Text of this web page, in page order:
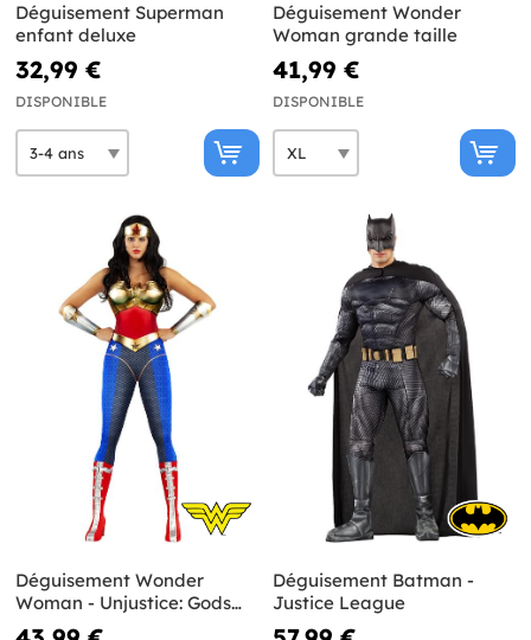
Déguisement Superman
enfant deluxe
32,99 €
DISPONIBLE
Déguisement Wonder
Woman grande taille
41,99 €
DISPONIBLE
Déguisement Wonder
Woman - Unjustice: Gods
Among Us
Déguisement Batman -
Justice League